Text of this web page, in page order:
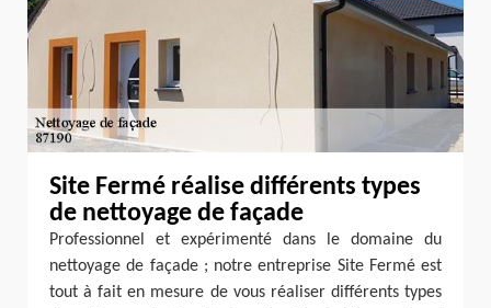
Site Fermé réalise différents types
de nettoyage de façade
Professionnel et expérimenté dans le domaine du
nettoyage de façade ; notre entreprise Site Fermé est
tout à fait en mesure de vous réaliser différents types